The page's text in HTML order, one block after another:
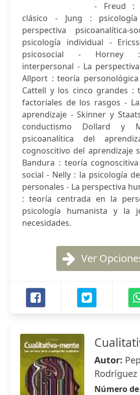
- Freud :
clásico - Jung :
perspectiva
psicología individual -
psicosocial - Horney :
interpersonal - La
Allport : teoría
Cattell y los cinco grandes :
factoriales de los rasgos -
aprendizaje - Skinner y
conductismo Dollard y
psicoanalítica del
cognoscitivo del aprendizaje
Bandura : teoría
social - Nelly : la psicología
personales - La perspectiva
: teoría centrada en la
psicología humanista y la
necesidades.
Ver
Autor:
Rodríguez
Número